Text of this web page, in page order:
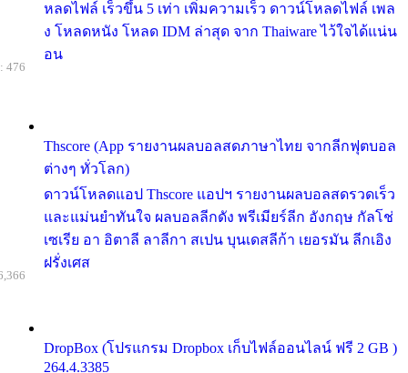
หลดไฟล์ เร็วขึ้น 5 เท่า เพิ่มความเร็ว ดาวน์โหลดไฟล์ เพล
ง โหลดหนัง โหลด IDM ล่าสุด จาก Thaiware ไว้ใจได้แน่น
อน
Thscore (App รายงานผลบอลสดภาษาไทย จากลีกฟุตบอล
ต่างๆ ทั่วโลก)
ดาวน์โหลดแอป Thscore แอปฯ รายงานผลบอลสดรวดเร็ว
และแม่นยำทันใจ ผลบอลลีกดัง พรีเมียร์ลีก อังกฤษ กัลโช่
เซเรีย อา อิตาลี ลาลีกา สเปน บุนเดสลีก้า เยอรมัน ลีกเอิง
ฝรั่งเศส
476
DropBox (โปรแกรม Dropbox เก็บไฟล์ออนไลน์ ฟรี 2 GB )
264.4.3385